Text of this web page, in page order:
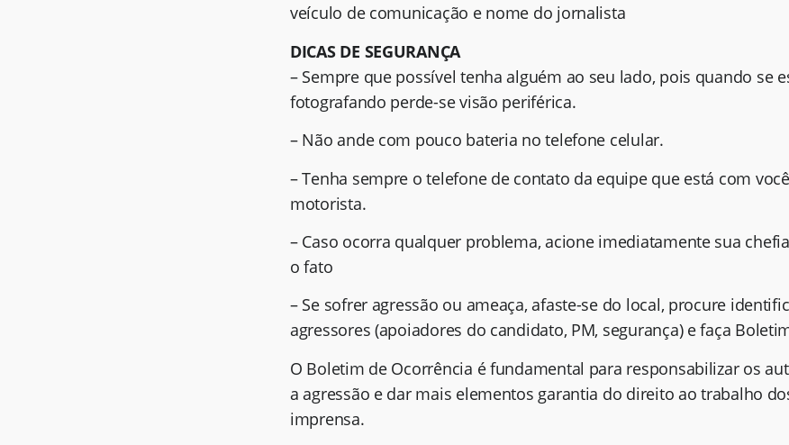
veículo de comunicação e nome do jornalista
DICAS DE SEGURANÇA
– Sempre que possível tenha alguém ao seu lado, pois quando se
fotografando perde-se visão periférica.
– Não ande com pouco bateria no telefone celular.
– Tenha sempre o telefone de contato da equipe que está com
motorista.
– Caso ocorra qualquer problema, acione imediatamente sua
o fato
– Se sofrer agressão ou ameaça, afaste-se do local, procure
agressores (apoiadores do candidato, PM, segurança) e faça
O Boletim de Ocorrência é fundamental para responsabilizar os
a agressão e dar mais elementos garantia do direito ao trabalho
imprensa.